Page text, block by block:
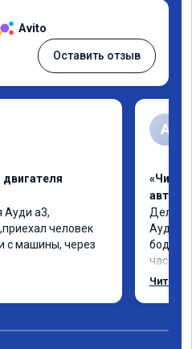
Avito
Оставить отзыв
Ауди а3,
человек
с машины, через
машинка по
себя, еще раз
А
«Чип
Делал
как
Читать